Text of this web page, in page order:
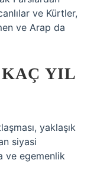
ve Kürtler,
ve Arap da
YIL
yaklaşık
siyasi
ve egemenlik